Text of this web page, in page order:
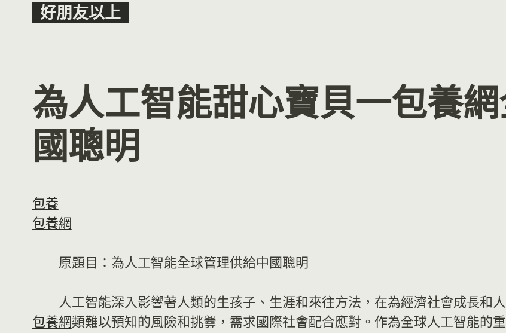
好朋友以上
為人工智能甜心寶貝一包養
國聰明
包養
包養網
原題目：為人工智能全球管理供給中國聰明
人工智能深入影響著人類的生孩子、生涯和來往方法，在為經濟社會成長和
包養網類難以預知的風險和挑釁，需求國際社會配合應對。作為全球人工智能的